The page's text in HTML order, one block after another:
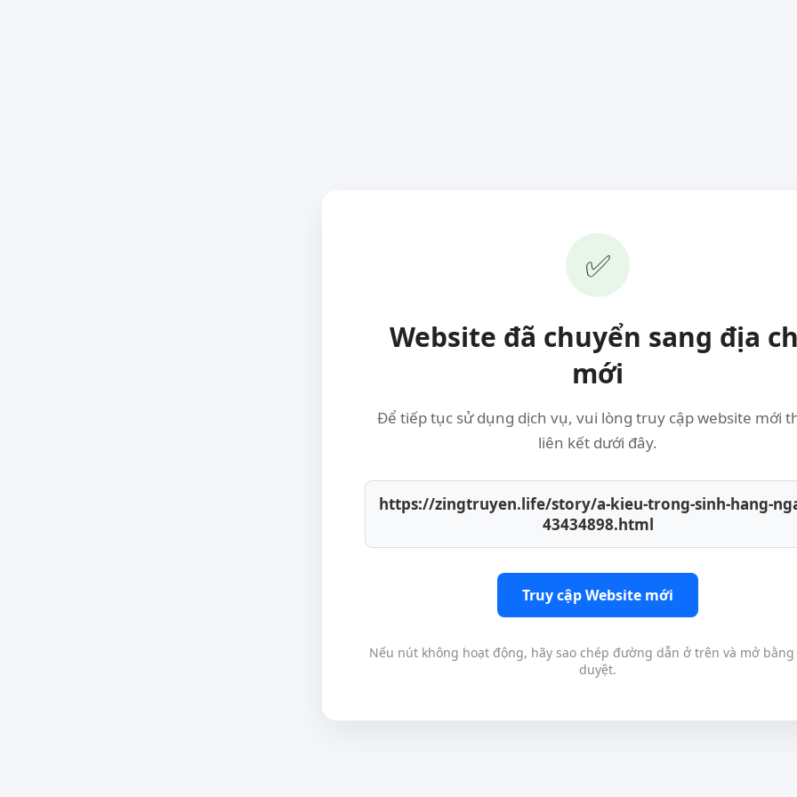
✅
Website đã chuyển sang địa
mới
Để tiếp tục sử dụng dịch vụ, vui lòng truy cập website mới
liên kết dưới đây.
https://zingtruyen.life/story/a-kieu-trong-sinh-hang-
43434898.html
Truy cập Website mới
Nếu nút không hoạt động, hãy sao chép đường dẫn ở trên và mở
duyệt.